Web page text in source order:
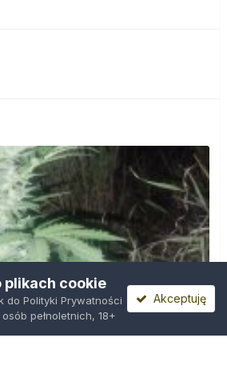
plikach cookie
do Polityki Prywatności
pełnoletnich, 18+
Akceptuję